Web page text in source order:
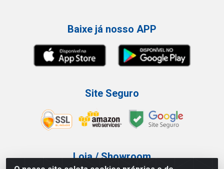
Baixe já nosso APP
Site Seguro
Loja / Showroom